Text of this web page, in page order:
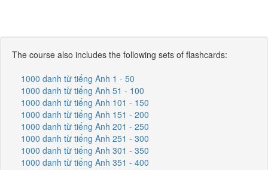
The course also includes the following sets of flashcards:
1000 danh từ tiếng Anh 1 - 50
1000 danh từ tiếng Anh 51 - 100
1000 danh từ tiếng Anh 101 - 150
1000 danh từ tiếng Anh 151 - 200
1000 danh từ tiếng Anh 201 - 250
1000 danh từ tiếng Anh 251 - 300
1000 danh từ tiếng Anh 301 - 350
1000 danh từ tiếng Anh 351 - 400